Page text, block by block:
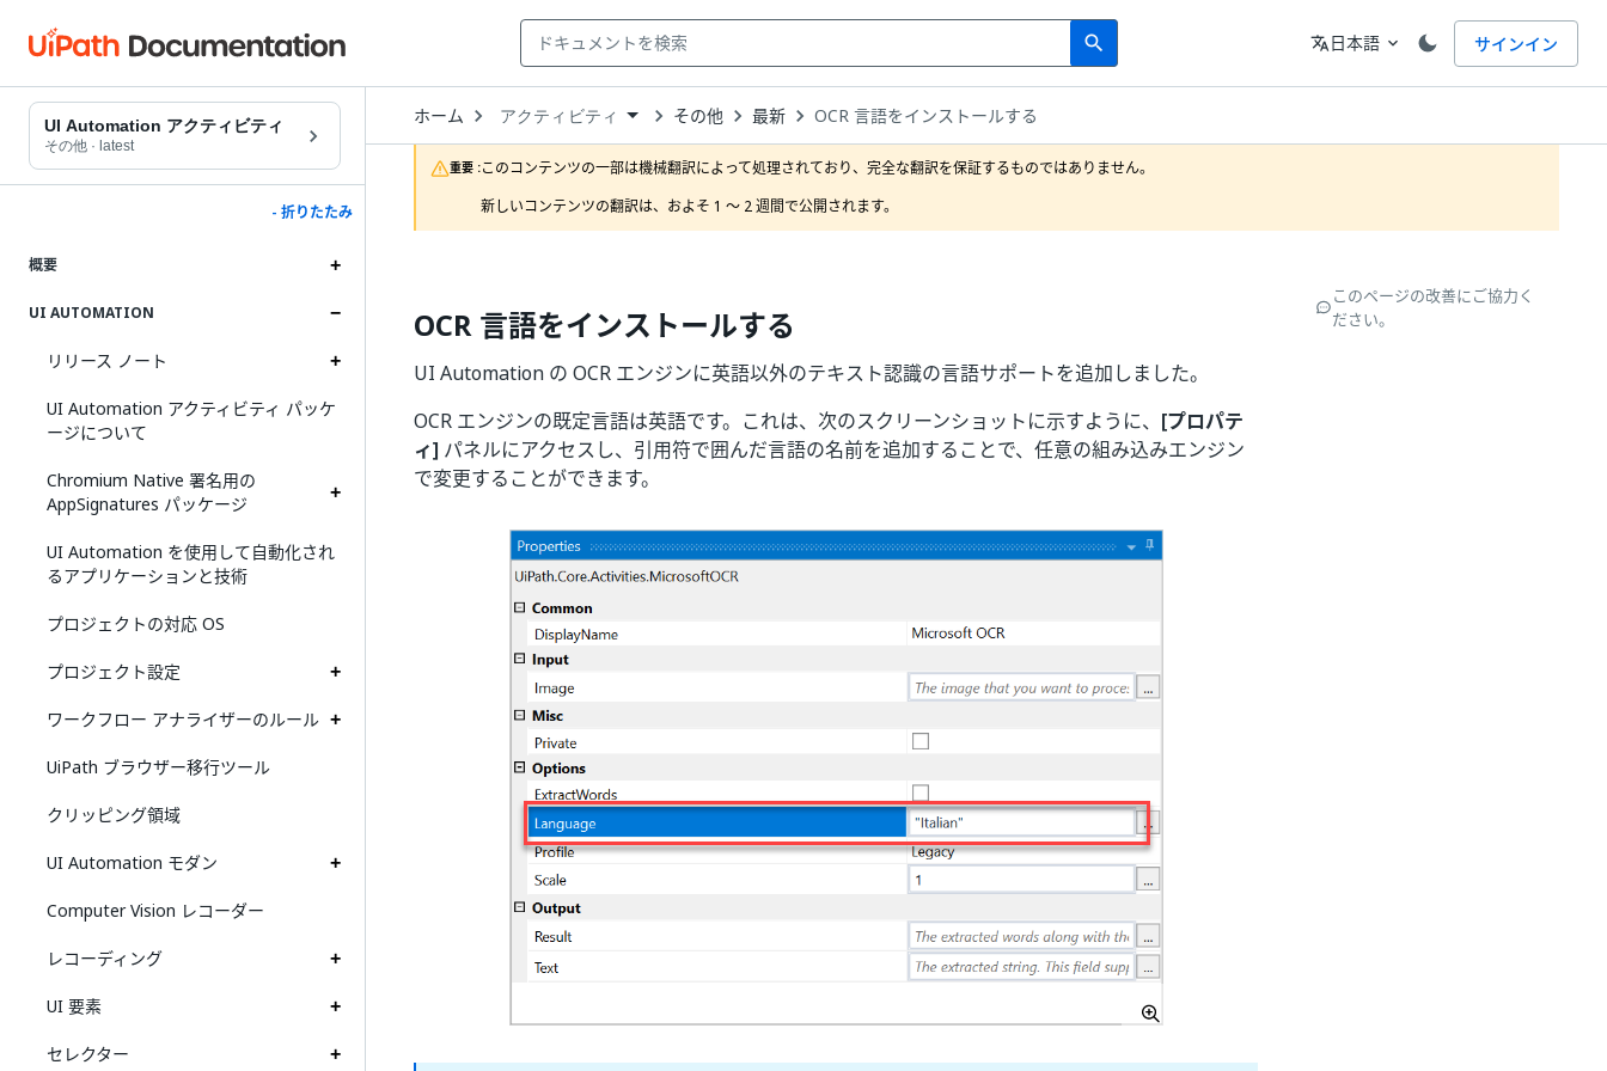
search
Search 言語
translate日本語 expand_more サインイン
UI Automation アクティビティ
その他 · latest
- 折りたたみ
概要
UI AUTOMATION
リリース ノート
UI Automation アクティビティ パッケ
ージについて
Chromium Native 署名用の
AppSignatures パッケージ
UI Automation を使用して自動化され
るアプリケーションと技術
プロジェクトの対応 OS
プロジェクト設定
ワークフロー アナライザーのルール
UiPath ブラウザー移行ツール
クリッピング領域
UI Automation モダン
Computer Vision レコーダー
レコーディング
UI 要素
セレクター
ホーム Open
Dropdown
to
choose
product
アクティビティ その他 最新 OCR 言語をインストールする
重要 :このコンテンツの一部は機械翻訳によって処理されており、完全な翻訳を保証するものではありません。
新しいコンテンツの翻訳は、およそ 1 ～ 2 週間で公開されます。
OCR 言語をインストールする
UI Automation の OCR エンジンに英語以外のテキスト認識の言語サポートを追加しました。
OCR エンジンの既定言語は英語です。これは、次のスクリーンショットに示すように、 [プロパテ
ィ] パネルにアクセスし、引用符で囲んだ言語の名前を追加することで、任意の組み込みエンジン
で変更することができます。
このページの改善にご協力く
ださい。